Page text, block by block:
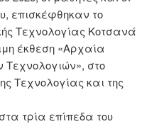
επισκέφθηκαν το
Τεχνολογίας Κοτσανά
έκθεση «Αρχαία
στο
Τεχνολογίας και της
τρία επίπεδα του